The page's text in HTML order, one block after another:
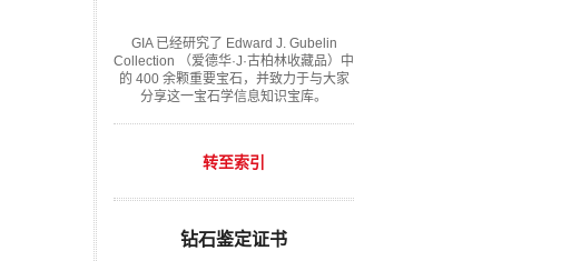
GIA 已经研究了 Edward J. Gubelin
Collection （爱德华·J·古柏林收藏品）中
的 400 余颗重要宝石，并致力于与大家
分享这一宝石学信息知识宝库。
转至索引
钻石鉴定证书